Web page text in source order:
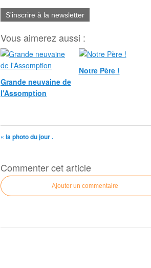
S'inscrire à la newsletter
Vous aimerez aussi :
Grande neuvaine de
l'Assomption
Notre Père !
« la photo du jour .
Commenter cet article
Ajouter un commentaire